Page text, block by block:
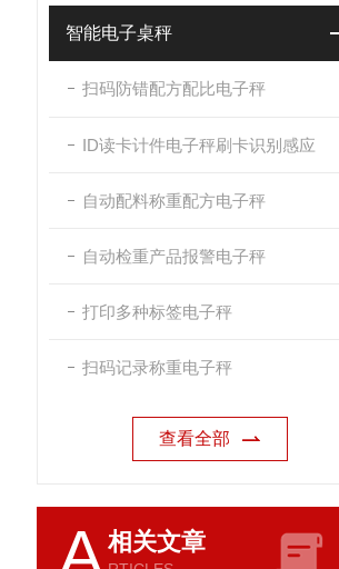
智能电子桌秤
扫码防错配方配比电子秤
ID读卡计件电子秤刷卡识别感应
自动配料称重配方电子秤
自动检重产品报警电子秤
打印多种标签电子秤
扫码记录称重电子秤
查看全部
A相关文章